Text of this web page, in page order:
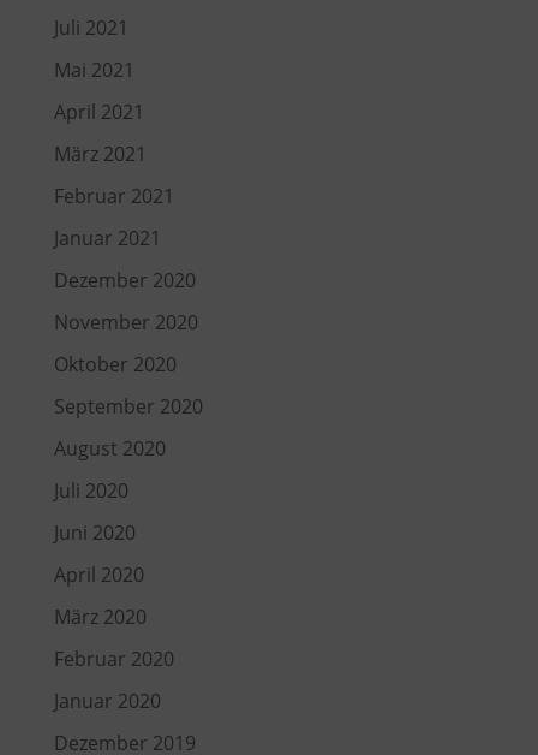
Juli 2021
Mai 2021
April 2021
März 2021
Februar 2021
Januar 2021
Dezember 2020
November 2020
Oktober 2020
September 2020
August 2020
Juli 2020
Juni 2020
April 2020
März 2020
Februar 2020
Januar 2020
Dezember 2019